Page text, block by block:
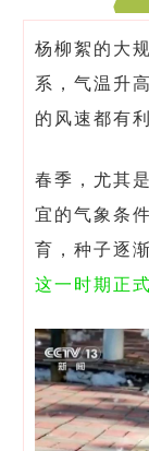
杨柳絮的大
系，气温升
的风速都有
春季，尤其
宜的气象条
育，种子逐
这一时期正